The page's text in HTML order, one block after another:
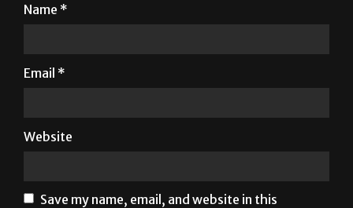
Name *
Email *
Website
Save my name, email, and website in this